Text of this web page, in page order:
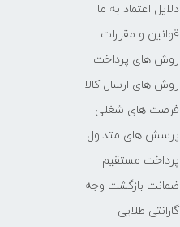
دلایل اعتماد به ما
قوانین و مقررات
روش های پرداخت
روش های ارسال کالا
فرصت های شغلی
پرسش های متداول
پرداخت مستقیم
ضمانت بازگشت وجه
گارانتی طلایی